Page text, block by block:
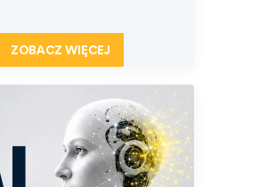
ZOBACZ WIĘCEJ